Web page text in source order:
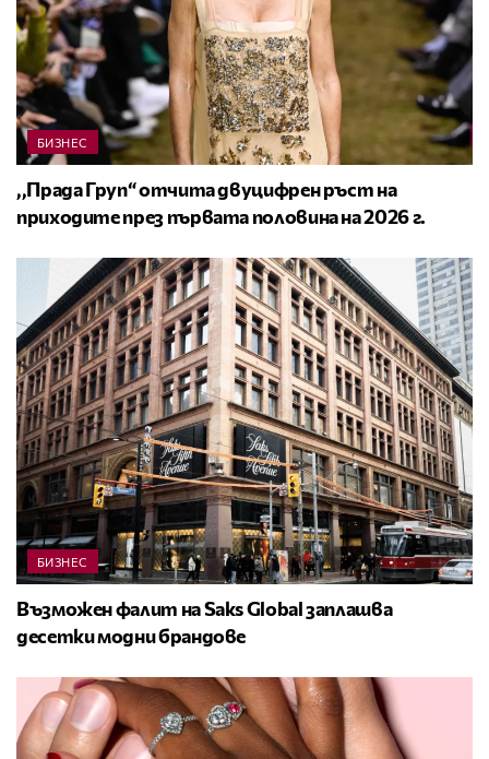
БИЗНЕС
,,Прада Груп“ отчита двуцифрен ръст на
приходите през първата половина на 2026 г.
БИЗНЕС
Възможен фалит на Saks Global заплашва
десетки модни брандове